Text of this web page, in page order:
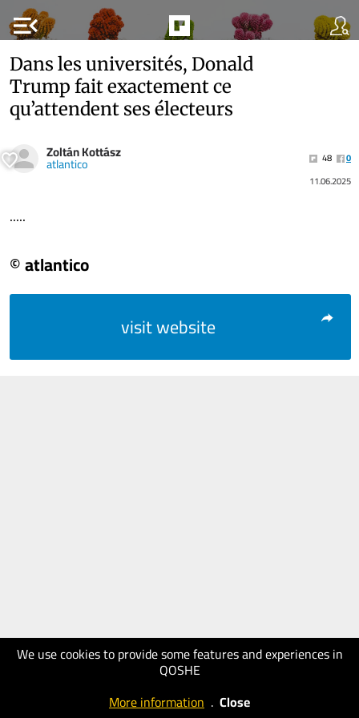
menu_open
We use cookies to provide some features and experiences in
QOSHE
More information . Close
Dans les universités, Donald
Trump fait exactement ce
qu’attendent ses électeurs
Zoltán Kottász
atlantico 48
0
11.06.2025
.....
© atlantico
visit website